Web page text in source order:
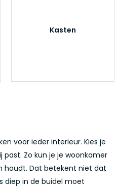
Kasten
voor ieder interieur. Kies je
past. Zo kun je je woonkamer
houdt. Dat betekent niet dat
diep in de buidel moet